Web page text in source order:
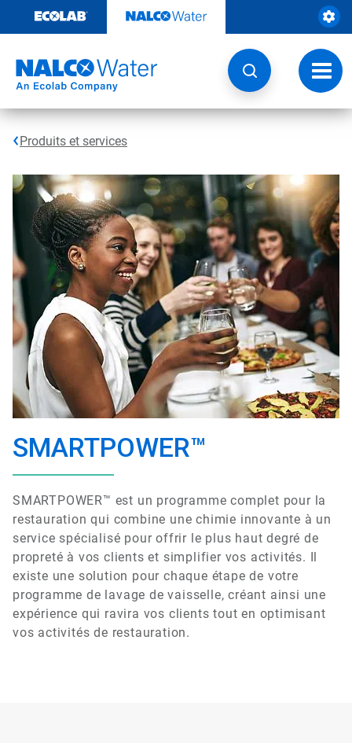
contenu​​​​​​​
à
Produits et services
SMARTPOWER™
SMARTPOWER™ est un programme complet pour la
restauration qui combine une chimie innovante à un
service spécialisé pour offrir le plus haut degré de
propreté à vos clients et simplifier vos activités. Il
existe une solution pour chaque étape de votre
programme de lavage de vaisselle, créant ainsi une
expérience qui ravira vos clients tout en optimisant
vos activités de restauration.